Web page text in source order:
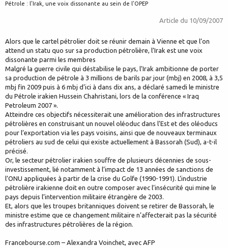
page:
Pétrole : l’Irak, une voix dissonante au sein de l’OPEP
Article du 10/09/2007
Alors que le cartel pétrolier doit se réunir demain à Vienne et que l’on
attend un statu quo sur sa production pétrolière, l’Irak est une voix
dissonante parmi les membres
Malgré la guerre civile qui déstabilise le pays, l’Irak ambitionne de porter
sa production de pétrole à 3 millions de barils par jour (mbj) en 2008, à 3,5
mbj fin 2009 puis à 6 mbj d’ici à dans dix ans, a déclaré samedi le ministre
du Pétrole irakien Hussein Chahristani, lors de la conférence « Iraq
Petroleum 2007 ».
Atteindre ces objectifs nécessiterait une amélioration des infrastructures
pétrolières en construisant un nouvel oléoduc dans l’Est et des oléoducs
pour l’exportation via les pays voisins, ainsi que de nouveaux terminaux
pétroliers au sud de celui qui existe actuellement à Bassorah (Sud), a-t-il
précisé.
Or, le secteur pétrolier irakien souffre de plusieurs décennies de sous-
investissement, lié notamment à l’impact de 13 années de sanctions de
l’ONU appliquées à partir de la crise du Golfe (1990-1991). L’industrie
pétrolière irakienne doit en outre composer avec l’insécurité qui mine le
pays depuis l’intervention militaire étrangère de 2003.
Et, alors que les troupes britanniques doivent se retirer de Bassorah, le
ministre estime que ce changement militaire n’affecterait pas la sécurité
des infrastructures pétrolières de la région.
Francebourse.com – Alexandra Voinchet, avec AFP